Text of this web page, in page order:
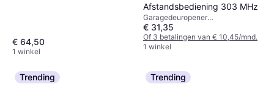
€ 64,50
1 winkel
Afstandsbediening 303 MHz
Garagedeuropener
afstandsbediening, x
€ 31,35
Of 3 betalingen van € 10,45/mnd.
1 winkel
Trending Trending